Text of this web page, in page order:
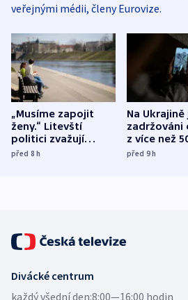
veřejnými médii, členy Eurovize.
„Musíme zapojit
ženy.“ Litevští
politici zvažují
dohodu o
před 8h
Na Ukrajině
zadržováni
z více než
Bojovali na
před 9h
Divácké centrum
každý všední den:8:00—16:00 hodin